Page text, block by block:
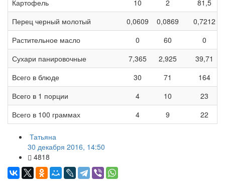
Картофель
10 2
81,5
Перец черный молотый
0,0609 0,0869
0,7212
Растительное масло
0 60
0
Сухари панировочные
7,365 2,925
39,71
Всего в блюде
30 71
164
Всего в 1 порции
4 10
23
Всего в 100 граммах
4 9 22
Татьяна
30 декабря 2016, 14:50
4818